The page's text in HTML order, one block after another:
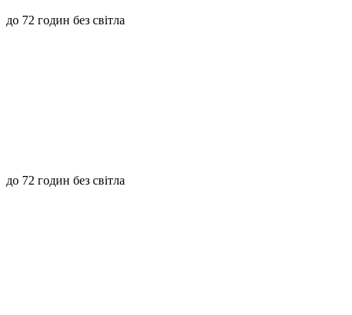
до 72 годин без світла
до 72 годин без світла